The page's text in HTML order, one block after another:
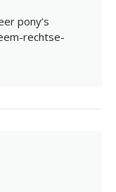
pony’s
rechtse-